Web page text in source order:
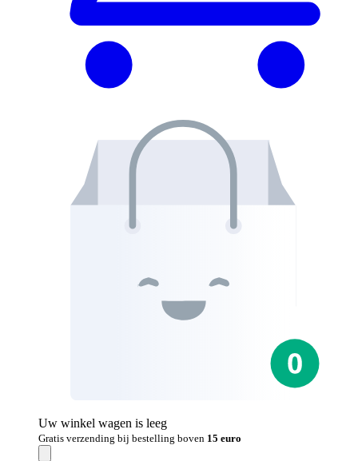
Uw winkel wagen is leeg
Gratis verzending bij bestelling boven 15 euro